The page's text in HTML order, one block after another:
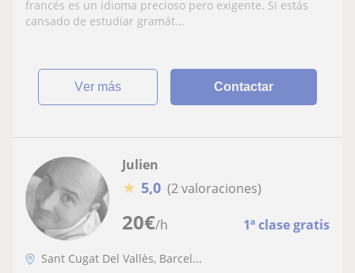
francés es un idioma precioso pero exigente. Si estás
cansado de estudiar gramát...
ver más Contactar
20€/h 1ª clase gratis
Julien
★ 5,0 (2 valoraciones)
Sant Cugat Del Vallès, Barcel...